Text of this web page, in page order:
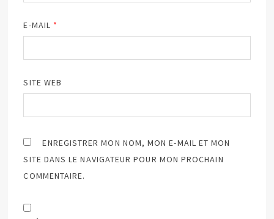
E-MAIL *
SITE WEB
ENREGISTRER MON NOM, MON E-MAIL ET MON
SITE DANS LE NAVIGATEUR POUR MON PROCHAIN
COMMENTAIRE.